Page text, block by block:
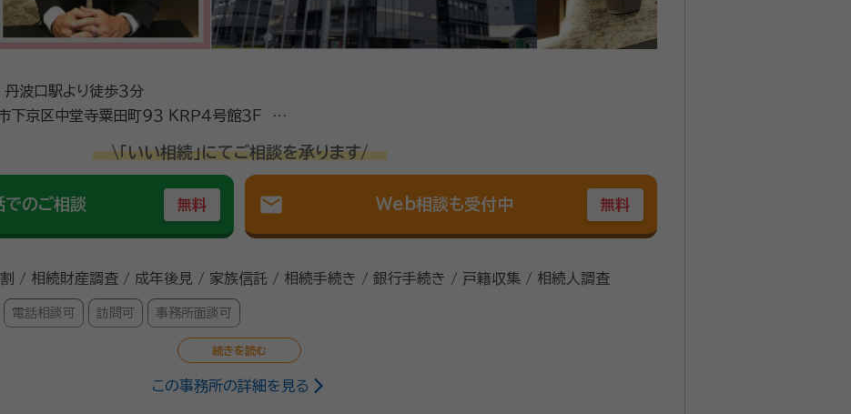
波口駅より徒歩３分
堂寺粟田町９３ ＫＲＰ４号館３Ｆ ＫＲ
\「いい相続」にてご相談を承ります/
でのご相談 無料 mail Web相談も受付中 無料
/ 相続財産調査 / 成年後見 / 家族信託 / 相続手続き / 銀行手続き / 戸籍収集 / 相続人調査
電話相談可 訪問可 事務所面談可
この事務所の詳細を見る